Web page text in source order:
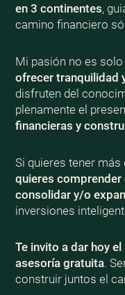
en 3 continentes,
camino financiero
Mi pasión no es
ofrecer tranquilidad
disfruten del
plenamente el
financieras y
Si quieres tener más
quieres comprender
consolidar y/o
inversiones
Te invito a dar hoy
asesoría gratuita.
construir juntos el